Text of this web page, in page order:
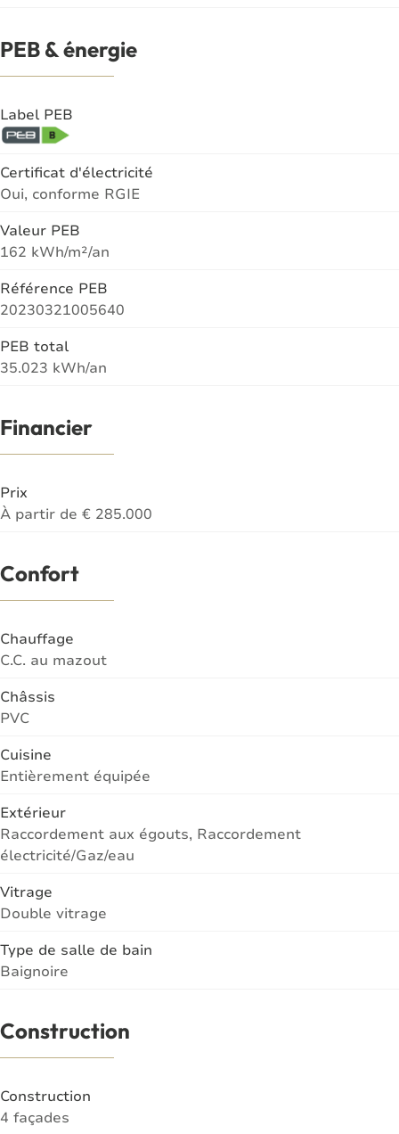
PEB & énergie
Label PEB
Certificat d'électricité
Oui, conforme RGIE
Valeur PEB
162 kWh/m²/an
Référence PEB
20230321005640
PEB total
35.023 kWh/an
Financier
Prix
À partir de € 285.000
Confort
Chauffage
C.C. au mazout
Châssis
PVC
Cuisine
Entièrement équipée
Extérieur
Raccordement aux égouts, Raccordement
électricité/Gaz/eau
Vitrage
Double vitrage
Type de salle de bain
Baignoire
Construction
Construction
4 façades